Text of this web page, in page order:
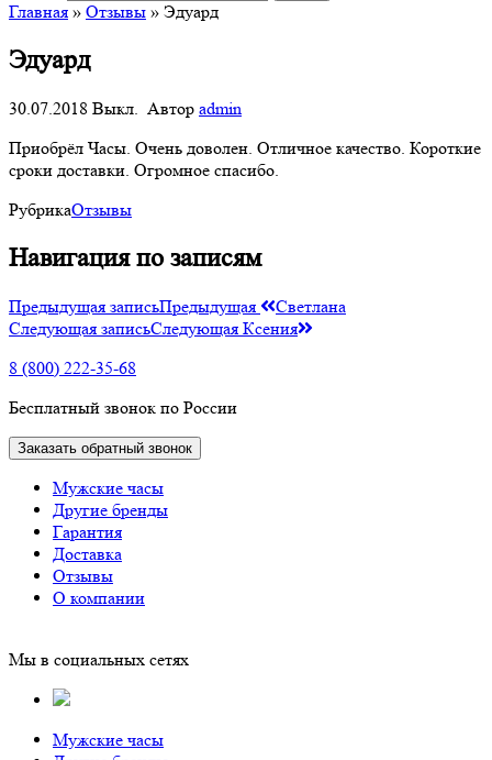
Главная » Отзывы » Эдуард
Эдуард
30.07.2018 Выкл. Автор admin
Приобрёл Часы. Очень доволен. Отличное качество. Короткие
сроки доставки. Огромное спасибо.
РубрикаОтзывы
Навигация по записям
Предыдущая записьПредыдущая
Светлана
Следующая записьСледующая Ксения
8 (800) 222-35-68
Бесплатный звонок по России
Заказать обратный звонок
Мужские часы
Другие бренды
Гарантия
Доставка
Отзывы
О компании
Мы в социальных сетях
Мужские часы